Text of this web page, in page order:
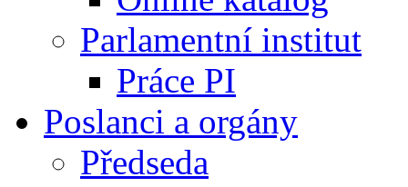
Parlamentní institut
Práce PI
Poslanci a orgány
Předseda